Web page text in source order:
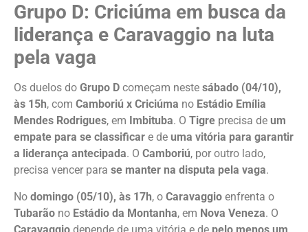
Grupo D: Criciúma em busca da
liderança e Caravaggio na luta
pela vaga
Os duelos do Grupo D começam neste sábado (04/10),
às 15h, com Camboriú x Criciúma no Estádio Emília
Mendes Rodrigues, em Imbituba. O Tigre precisa de um
empate para se classificar e de uma vitória para garantir
a liderança antecipada. O Camboriú, por outro lado,
precisa vencer para se manter na disputa pela vaga.
No domingo (05/10), às 17h, o Caravaggio enfrenta o
Tubarão no Estádio da Montanha, em Nova Veneza. O
Caravaggio depende de uma vitória e de pelo menos um